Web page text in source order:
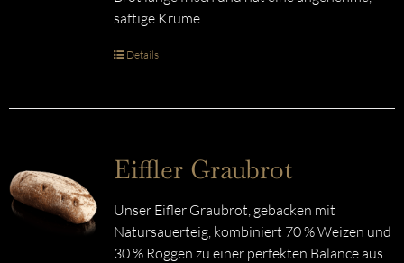
saftige Krume.
Details
Eiffler Graubrot
Unser Eifler Graubrot, gebacken mit
Natursauerteig, kombiniert 70 % Weizen und
30 % Roggen zu einer perfekten Balance aus